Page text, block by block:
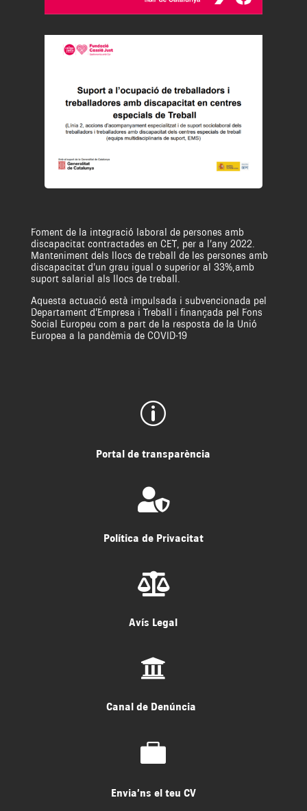
Foment de la integració laboral de persones amb
discapacitat contractades en CET, per a l’any 2022.
Manteniment dels llocs de treball de les persones amb
discapacitat d’un grau igual o superior al 33%,amb
suport salarial als llocs de treball.
Aquesta actuació està impulsada i subvencionada pel
Departament d’Empresa i Treball i finançada pel Fons
Social Europeu com a part de la resposta de la Unió
Europea a la pandèmia de COVID-19
p
Portal de transparència

Política de Privacitat

Avís Legal

Canal de Denúncia

Envia’ns el teu CV